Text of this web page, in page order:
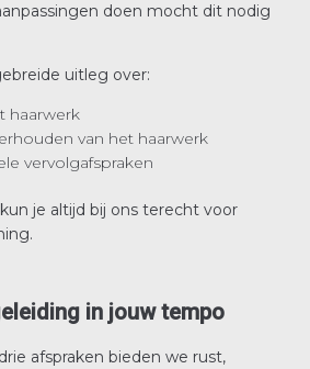
doen mocht dit nodig
uitleg over:
haarwerk
van het haarwerk
vervolgafspraken
je altijd bij ons terecht voor
in jouw tempo
afspraken bieden we rust,